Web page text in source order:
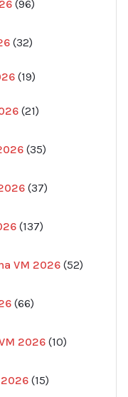
96
produkter
32
produkter
1919
21
produkter
35
produkter
37
produkter
137
produkter
VM 2026 52
66
produkter
2026 10
produkter
15
produkter